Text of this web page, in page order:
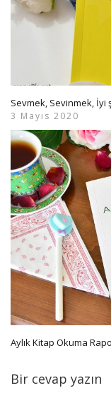
Sevmek, Sevinmek, İyi
3 Mayıs 2020
Aylık Kitap Okuma
Bir cevap yazın